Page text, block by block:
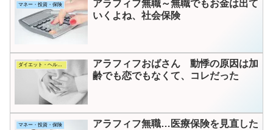
マネー・投資・保険
アラフィフ無職～無職でもお金は出て
いくよね、社会保険
ダイエット・ヘルス・コスメ
アラフィフおばさん 動悸の原因は加
齢でも恋でもなくて、コレだった
マネー・投資・保険
アラフィフ無職…医療保険を見直した